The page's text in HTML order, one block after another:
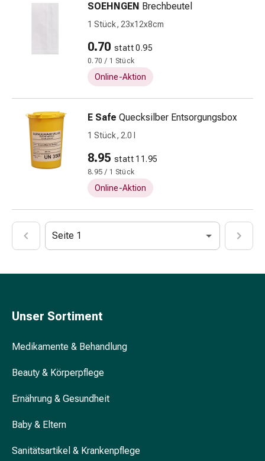
Ohrenschmerzen
Ohrenpflege
Augentropfen
Augenentzündung
Augenverband
Augenhygiene
Grippe
&
Erkältung
Hustenbonbons
Halsschmerzen
Grippe-
Erkältungsbeschwerden
Husten
Inhalationsgerät
&
Zubehör
Herz
&
Herztherapie
Kompressionsstrümpfe
Kreislauf
Raucherentwöhnung
Gedächtnis-
SOEHNGEN Brechbeutel
1 Stück, 23x12x8cm
0.70 statt 0.95
0.70 / 1 Stück
Online-Aktion
E Safe Quecksilber Entsorgungsbox
1 Stück, 2.0 l
8.95 statt 11.95
8.95 / 1 Stück
Online-Aktion
Seite 1
Unser Sortiment
Medikamente & Behandlung
Beauty & Körperpflege
Ernährung & Gesundheit
Baby & Eltern
Sanitätsartikel & Krankenpflege